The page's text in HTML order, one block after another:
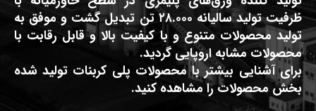
ظرفیت تولید سالیانه ۲۸.۰۰۰ تن تبدیل گشت و موفق به
تولید محصولات متنوع و با کیفیت بالا و قابل رقابت با
محصولات مشابه اروپایی گردید.
برای آشنایی بیشتر با محصولات پلی کربنات تولید شده
بخش محصولات را مشاهده کنید.